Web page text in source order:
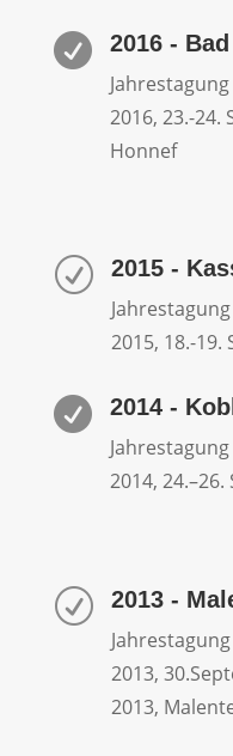

2016 -
2016, 23.-24.
Honnef
R
2015 -
2015, 18.-19.

2014 -
2014,
R
2013 -
2013,
2013,